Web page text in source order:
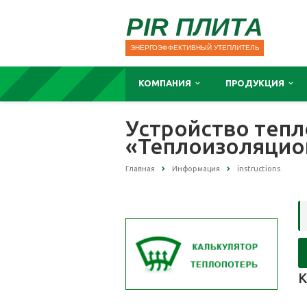
PIR ПЛИТА
ЭНЕРГОЭФФЕКТИВНЫЙ УТЕПЛИТЕЛЬ
КОМПАНИЯ ПРОДУКЦИЯ
Устройство
Главная Информация instructions